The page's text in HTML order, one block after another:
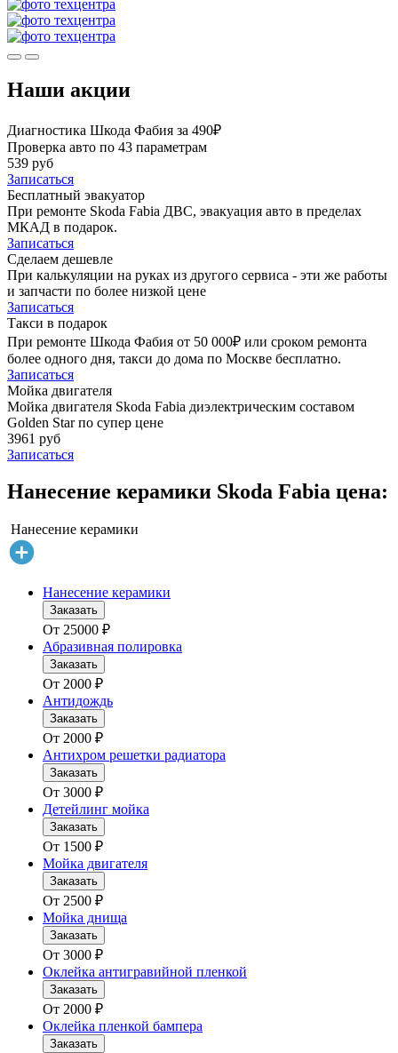
Наши акции
Диагностика Шкода Фабия за 490₽
Проверка авто по 43 параметрам
539 руб
Записаться
Бесплатный эвакуатор
При ремонте Skoda Fabia ДВС, эвакуация авто в пределах
МКАД в подарок.
Записаться
Сделаем дешевле
При калькуляции на руках из другого сервиса - эти же работы
и запчасти по более низкой цене
Записаться
Такси в подарок
При ремонте Шкода Фабия от 50 000₽ или сроком ремонта
более одного дня, такси до дома по Москве бесплатно.
Записаться
Мойка двигателя
Мойка двигателя Skoda Fabia диэлектрическим составом
Golden Star по супер цене
3961 руб
Записаться
Нанесение керамики Skoda Fabia цена:
Нанесение керамики
Нанесение керамики
Заказать
От 25000 ₽
Абразивная полировка
Заказать
От 2000 ₽
Антидождь
Заказать
От 2000 ₽
Антихром решетки радиатора
Заказать
От 3000 ₽
Детейлинг мойка
Заказать
От 1500 ₽
Мойка двигателя
Заказать
От 2500 ₽
Мойка днища
Заказать
От 3000 ₽
Оклейка антигравийной пленкой
Заказать
От 2000 ₽
Оклейка пленкой бампера
Заказать